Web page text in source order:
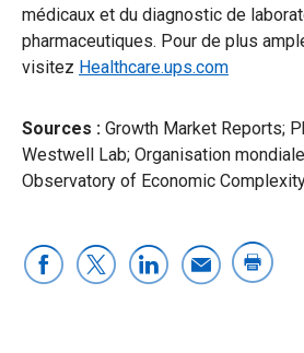
médicaux et du diagnostic de
pharmaceutiques. Pour de plus
visitez Healthcare.ups.com
Sources : Growth Market Reports;
Westwell Lab; Organisation
Observatory of Economic